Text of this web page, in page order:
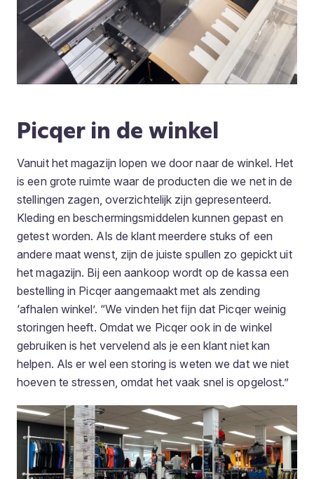
Picqer in de winkel
Vanuit het magazijn lopen we door naar de winkel. Het
is een grote ruimte waar de producten die we net in de
stellingen zagen, overzichtelijk zijn gepresenteerd.
Kleding en beschermingsmiddelen kunnen gepast en
getest worden. Als de klant meerdere stuks of een
andere maat wenst, zijn de juiste spullen zo gepickt uit
het magazijn. Bij een aankoop wordt op de kassa een
bestelling in Picqer aangemaakt met als zending
‘afhalen winkel’. “We vinden het fijn dat Picqer weinig
storingen heeft. Omdat we Picqer ook in de winkel
gebruiken is het vervelend als je een klant niet kan
helpen. Als er wel een storing is weten we dat we niet
hoeven te stressen, omdat het vaak snel is opgelost.”